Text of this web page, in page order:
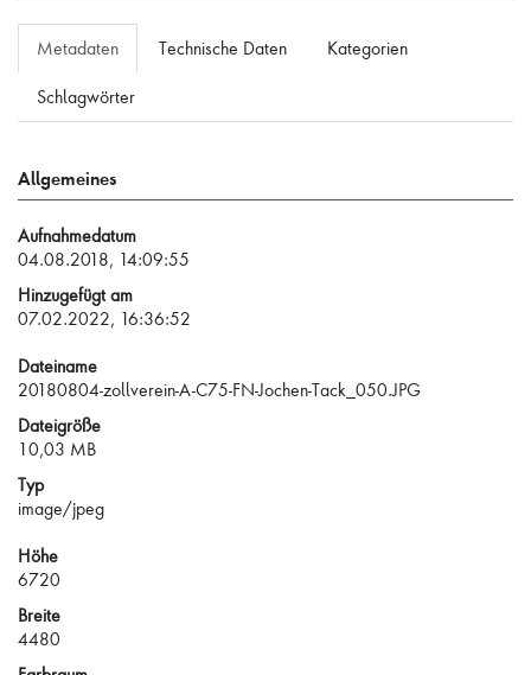
Metadaten Technische Daten Kategorien
Schlagwörter
Allgemeines
Aufnahmedatum
04.08.2018, 14:09:55
Hinzugefügt am
07.02.2022, 16:36:52
Dateiname
20180804-zollverein-A-C75-FN-Jochen-Tack_050.JPG
Dateigröße
10,03 MB
Typ
image/jpeg
Höhe
6720
Breite
4480